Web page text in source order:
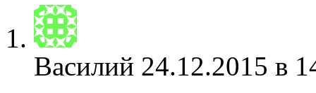
Василий 24.12.2015 в